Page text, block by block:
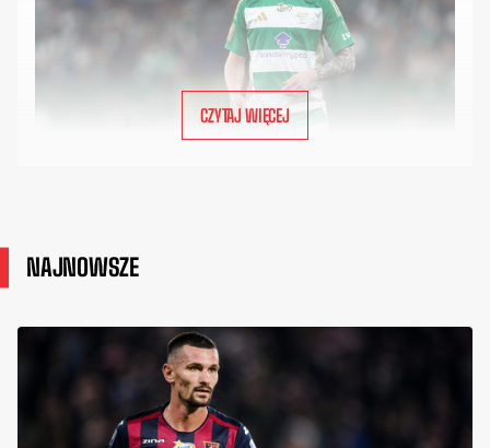
CZYTAJ WIĘCEJ
NAJNOWSZE